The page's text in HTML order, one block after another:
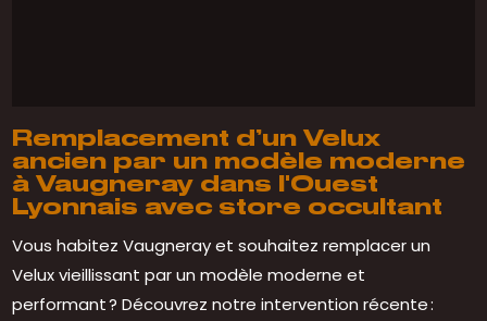
Remplacement d’un Velux
ancien par un modèle moderne
à Vaugneray dans l'Ouest
Lyonnais avec store occultant
Vous habitez Vaugneray et souhaitez remplacer un
Velux vieillissant par un modèle moderne et
performant ? Découvrez notre intervention récente :